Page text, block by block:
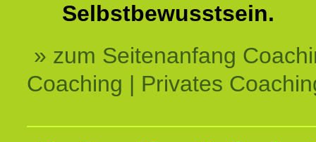
Selbstbewusstsein.
» zum Seitenanfang
Coaching | Privates